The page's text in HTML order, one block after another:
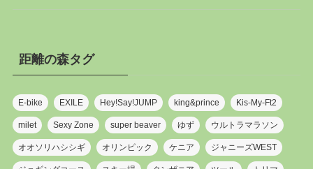
距離の森タグ
E-bike EXILE Hey!Say!JUMP king&prince Kis-My-Ft2
milet Sexy Zone super beaver ゆず ウルトラマラソン
オオソリハシシギ オリンピック ケニア ジャニーズWEST